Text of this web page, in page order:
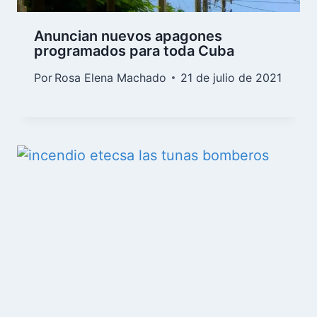
Anuncian nuevos apagones
programados para toda Cuba
Por Rosa Elena Machado 21 de julio de 2021